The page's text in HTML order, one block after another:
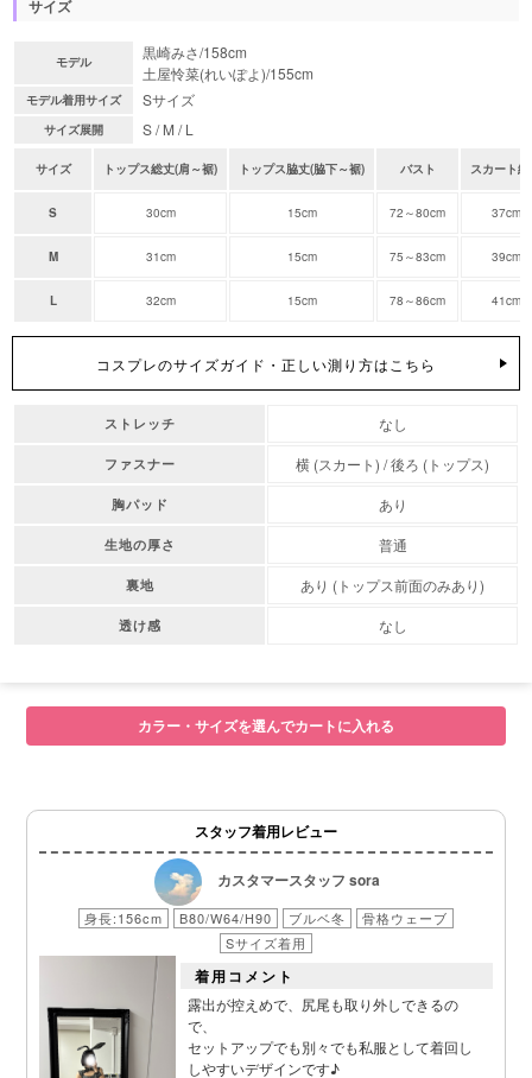
サイズ
モデル
黒崎みさ/158cm
土屋怜菜(れいぽよ)/155cm
モデル着用サイズ Sサイズ
サイズ展開 S / M / L
サイズ トップス総丈(肩～裾) トップス脇丈(脇下～裾) バスト スカート
S 30cm 15cm 72～80cm 37cm
M 31cm 15cm 75～83cm 39cm
L 32cm 15cm 78～86cm 41cm
コスプレのサイズガイド・正しい測り方はこちら
ストレッチ なし
ファスナー 横 (スカート) / 後ろ (トップス)
胸パッド あり
生地の厚さ 普通
裏地 あり (トップス前面のみあり)
透け感 なし
カラー・サイズを選んでカートに入れる
スタッフ着用レビュー
カスタマースタッフ sora
身長:156cm B80/W64/H90 ブルベ冬
骨格ウェーブ
Sサイズ着用
着用コメント
露出が控えめで、尻尾も取り外しできるの
で、
セットアップでも別々でも私服として着回し
しやすいデザインです♪